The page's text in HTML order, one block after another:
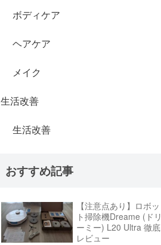
ボディケア
ヘアケア
メイク
生活改善
生活改善
おすすめ記事
【注意点あり】ロボッ
ト掃除機Dreame (ドリ
ーミー) L20 Ultra 徹底
レビュー